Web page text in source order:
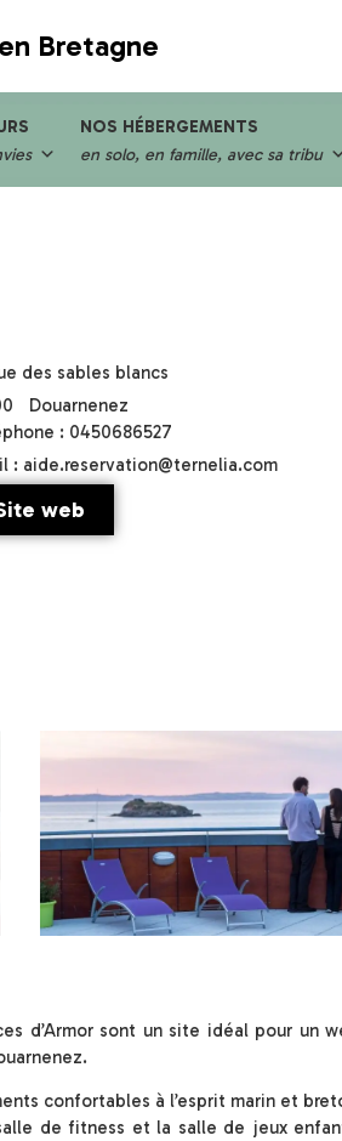
Bretagne
NOS HÉBERGEMENTS
en solo, en famille, avec sa tribu
des sables blancs
Douarnenez
: 0450686527
: aide.reservation@ternelia.com
web
d’Armor sont un site idéal pour un
confortables à l’esprit marin et
de fitness et la salle de jeux